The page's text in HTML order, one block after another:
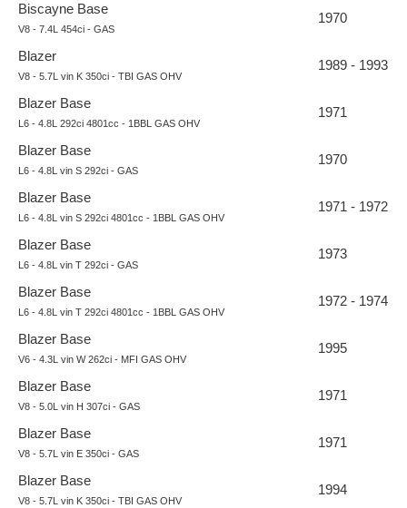
Biscayne Base
V8 - 7.4L 454ci - GAS
1970
Blazer
V8 - 5.7L vin K 350ci - TBI GAS OHV
1989 - 1993
Blazer Base
L6 - 4.8L 292ci 4801cc - 1BBL GAS OHV
1971
Blazer Base
L6 - 4.8L vin S 292ci - GAS
1970
Blazer Base
L6 - 4.8L vin S 292ci 4801cc - 1BBL GAS OHV
1971 - 1972
Blazer Base
L6 - 4.8L vin T 292ci - GAS
1973
Blazer Base
L6 - 4.8L vin T 292ci 4801cc - 1BBL GAS OHV
1972 - 1974
Blazer Base
V6 - 4.3L vin W 262ci - MFI GAS OHV
1995
Blazer Base
V8 - 5.0L vin H 307ci - GAS
1971
Blazer Base
V8 - 5.7L vin E 350ci - GAS
1971
Blazer Base
V8 - 5.7L vin K 350ci - TBI GAS OHV
1994